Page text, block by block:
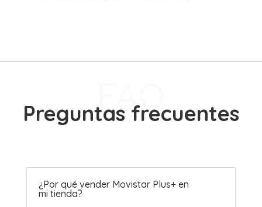
FAQ
Preguntas frecuentes
¿Por qué vender Movistar Plus+ en
mi tienda?